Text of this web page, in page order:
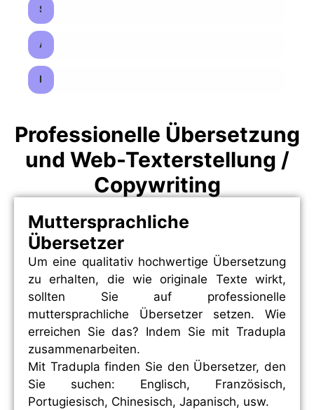
Arabisch-Englischer Übersetzer
Professionelle Übersetzung
und Web-Texterstellung /
Copywriting
Muttersprachliche
Übersetzer
Um eine qualitativ hochwertige Übersetzung
zu erhalten, die wie originale Texte wirkt,
sollten Sie auf professionelle
muttersprachliche Übersetzer setzen. Wie
erreichen Sie das? Indem Sie mit Tradupla
zusammenarbeiten.
Mit Tradupla finden Sie den Übersetzer, den
Sie suchen: Englisch, Französisch,
Portugiesisch, Chinesisch, Japanisch, usw.